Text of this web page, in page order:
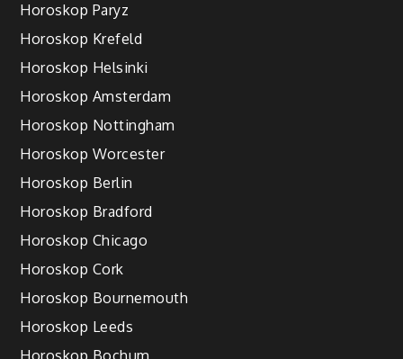
Horoskop Paryz
Horoskop Krefeld
Horoskop Helsinki
Horoskop Amsterdam
Horoskop Nottingham
Horoskop Worcester
Horoskop Berlin
Horoskop Bradford
Horoskop Chicago
Horoskop Cork
Horoskop Bournemouth
Horoskop Leeds